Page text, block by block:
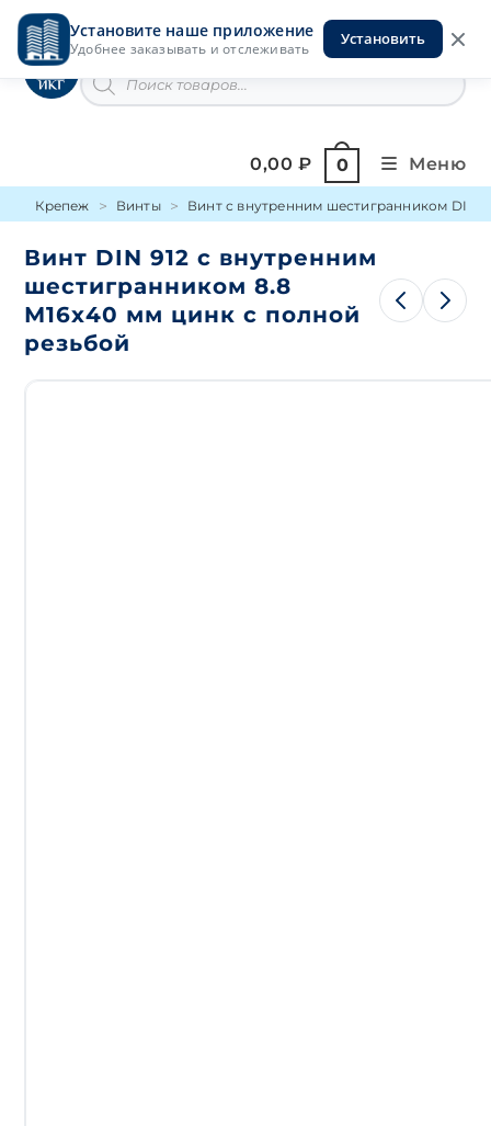
Установите наше приложение
Удобнее заказывать и отслеживать
Установить
Перейти
содержимомуИнструменты на Горской
товаров
0,00₽ 0 Меню
Крепеж Винты Винт с внутренним шестигранником DIN
Винт DIN 912 с внутренним
шестигранником 8.8
М16х40 мм цинк с полной
резьбой